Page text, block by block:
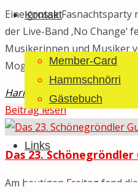
Kontakt
Member-Card
Hammschnörri
Gästebuch
Links
Nov.
2025"
Eine grosse
der Live-Band ‚No
Musikerinnen und Musiker
Mogelsberg …
Haribo
9. März 2025
Beitrag lesen"Gugger-
Maskenball
–
was
Das 23.
Am heutigen Freitag fand